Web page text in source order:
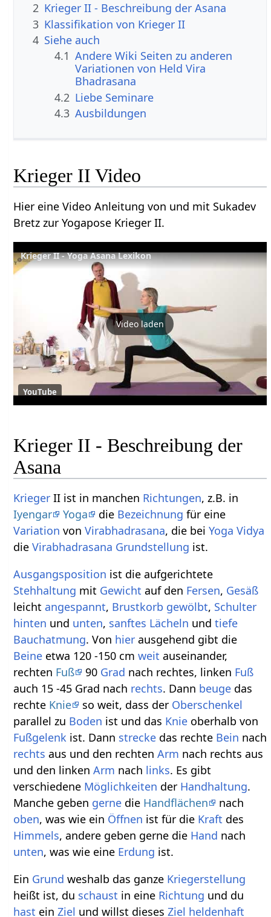
2 Krieger II - Beschreibung der Asana
3 Klassifikation von Krieger II
4 Siehe auch
4.1 Andere Wiki Seiten zu anderen
Variationen von Held Vira
Bhadrasana
4.2 Liebe Seminare
4.3 Ausbildungen
Krieger II Video
Hier eine Video Anleitung von und mit Sukadev
Bretz zur Yogapose Krieger II.
Krieger II - Yoga Asana Lexikon
Video laden
YouTube
Krieger II - Beschreibung der
Asana
Krieger II ist in manchen Richtungen, z.B. in
Iyengar
Yoga die Bezeichnung für eine
Variation vonVirabhadrasana, die beiYoga Vidya
dieVirabhadrasana Grundstellung ist.
Ausgangsposition ist die aufgerichtete
Stehhaltung mit Gewicht auf den Fersen, Gesäß
leicht angespannt, Brustkorb gewölbt, Schulter
hinten und unten, sanftes Lächeln undtiefe
Bauchatmung. Von hier ausgehend gibt die
Beine etwa 120 -150 cmweit auseinander,
rechten Fuß 90 Grad nach rechtes, linken Fuß
auch 15 -45 Grad nach rechts. Dann beuge das
rechte Knie so weit, dass der Oberschenkel
parallel zu Boden ist und das Knie oberhalb von
Fußgelenk ist. Dann strecke das rechte Bein nach
rechts aus und den rechtenArm nach rechts aus
und den linkenArm nach links. Es gibt
verschiedene Möglichkeiten der Handhaltung.
Manche geben gerne die Handflächen
nach
oben, was wie ein Öffnen ist für die Kraft des
Himmels, andere geben gerne die Hand nach
unten, was wie eine Erdung ist.
Ein Grund weshalb das ganze Kriegerstellung
heißt ist, du schaust in eine Richtung und du
hast einZiel und willst diesesZiel heldenhaft